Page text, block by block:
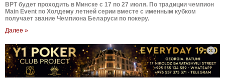
BPT будет проходить в Минске с 17 по 27 июля. По традиции чемпион
Main Event по Холдему летней серии вместе с именным кубком
получает звание Чемпиона Беларуси по покеру.
Далее »